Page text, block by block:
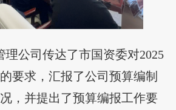
理公司传达了市国资委对2025
要求，汇报了公司预算编制
，并提出了预算编报工作要